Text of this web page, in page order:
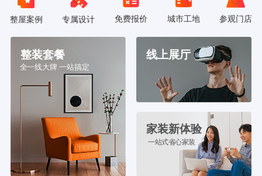
整屋案例 专属设计 免费报价 城市工地 参观门店
整装套餐
全一线大牌 一站搞定
线上展厅
家装新体验
一站式省心家装